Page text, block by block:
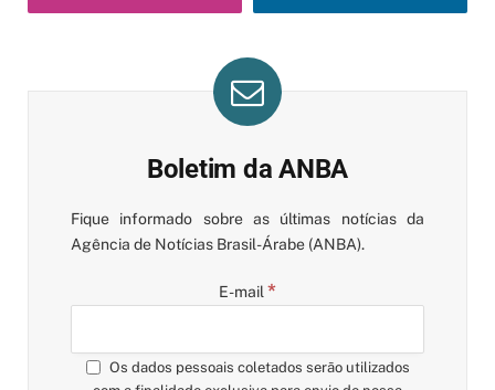
Boletim da ANBA
Fique informado sobre as últimas notícias da
Agência de Notícias Brasil-Árabe (ANBA).
E-mail*
Os dados pessoais coletados serão utilizados